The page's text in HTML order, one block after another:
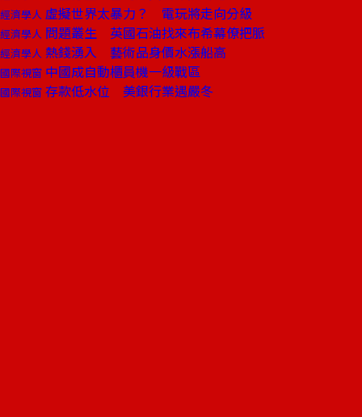
經濟學人 虛擬世界太暴力？ 電玩將走向分級
經濟學人 問題叢生 英國石油找來布希幕僚把脈
經濟學人 熱錢湧入 藝術品身價水漲船高
國際視窗 中國成自動櫃員機一級戰區
國際視窗 存款低水位 美銀行業遇嚴冬